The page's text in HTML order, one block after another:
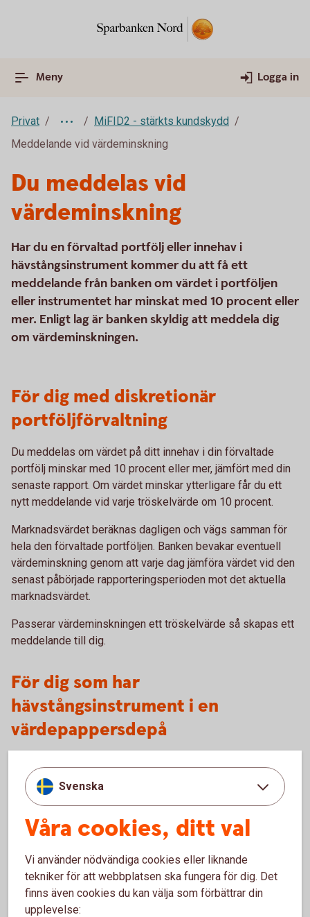
Meny Logga in
Privat
MiFID2 - stärkts kundskydd
Meddelande vid värdeminskning
Du meddelas vid
värdeminskning
Har du en förvaltad portfölj eller innehav i
hävstångsinstrument kommer du att få ett
meddelande från banken om värdet i portföljen
eller instrumentet har minskat med 10 procent eller
mer. Enligt lag är banken skyldig att meddela dig
om värdeminskningen.
För dig med diskretionär
portföljförvaltning
Du meddelas om värdet på ditt innehav i din förvaltade
portfölj minskar med 10 procent eller mer, jämfört med din
senaste rapport. Om värdet minskar ytterligare får du ett
nytt meddelande vid varje tröskelvärde om 10 procent.
Marknadsvärdet beräknas dagligen och vägs samman för
hela den förvaltade portföljen. Banken bevakar eventuell
värdeminskning genom att varje dag jämföra värdet vid den
senast påbörjade rapporteringsperioden mot det aktuella
marknadsvärdet.
Passerar värdeminskningen ett tröskelvärde så skapas ett
meddelande till dig.
För dig som har
hävstångsinstrument i en
värdepappersdepå
på ditt innehav i ett eller flera hävstångsinstrument, till
exempel warrant, minskat med 10 procent eller mer jämfört
får du ett nytt meddelande vid varje tröskelvärde om 10
Saknas anskaffningsvärde används marknadsvärdet från
den 31 december 2017 eller ett senare marknadsvärde. Att
anskaffningsvärdet saknas kan bero på att innehavet
Svenska
Våra cookies, ditt val
Vi använder nödvändiga cookies eller liknande
tekniker för att webbplatsen ska fungera för dig. Det
finns även cookies du kan välja som förbättrar din
upplevelse: